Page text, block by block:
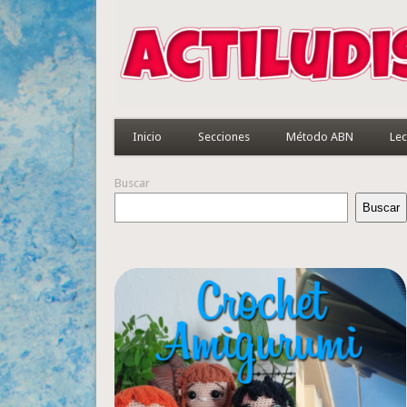
Inicio Secciones Método ABN
Buscar
Buscar